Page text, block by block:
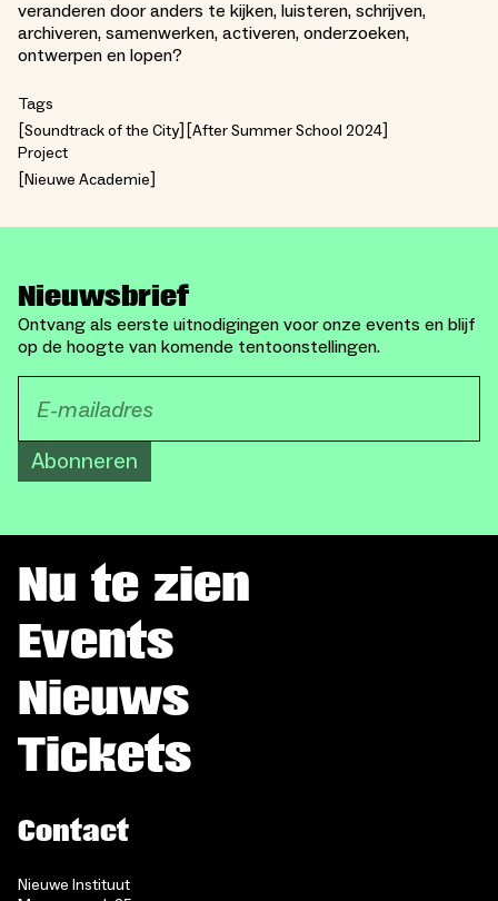
veranderen door anders te kijken, luisteren, schrijven,
archiveren, samenwerken, activeren, onderzoeken,
ontwerpen en lopen?
Tags
Soundtrack of the City
After Summer School 2024
Project
Nieuwe Academie
Nieuwsbrief
Ontvang als eerste uitnodigingen voor onze events en blijf
op de hoogte van komende tentoonstellingen.
Abonneren
Nu te zien
Events
Nieuws
Tickets
Contact
Nieuwe Instituut